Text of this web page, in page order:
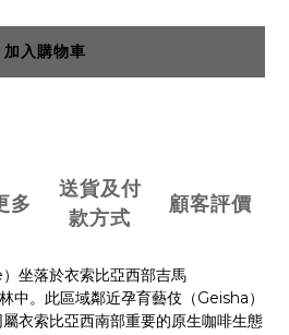
加入購物車
多
送貨及付
款方式
顧客評價
）坐落於衣索比亞西部吉馬
中。此區域鄰近孕育藝伎（ Geisha ）
衣索比亞西南部重要的原生咖啡生態